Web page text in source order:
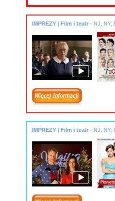
IMPREZY | Film i teatr - NJ, NY,
IMPREZY | Film i teatr - NJ, NY,